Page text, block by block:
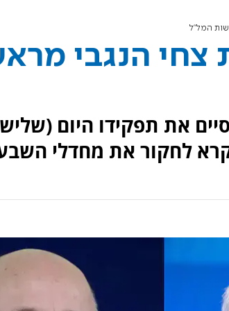
המל"ל
צחי הנגבי
את תפקידו היום
לחקור את מחדלי